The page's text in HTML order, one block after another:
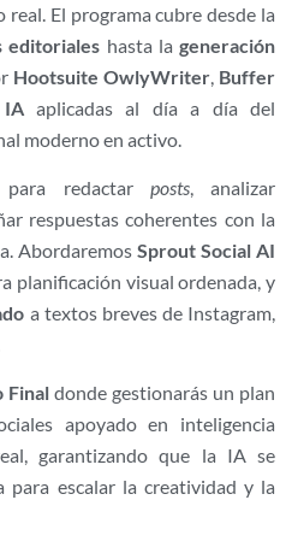
El programa cubre desde la
editoriales hasta lageneración
Hootsuite OwlyWriter Buffer
aplicadas al día a día del
moderno en activo.
para redactar posts, analizar
respuestas coherentes con la
AbordaremosSprout Social AI
planificación visual ordenada, y
a textos breves de Instagram,
Final donde gestionarás un plan
apoyado en inteligencia
garantizando que la IA se
escalar la creatividad y la